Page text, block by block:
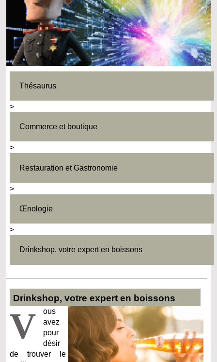
Thésaurus
>
Commerce et boutique
>
Restauration et Gastronomie
>
Œnologie
>
Drinkshop, votre expert en boissons
Drinkshop, votre expert en boissons
V
ous
avez
pour
désir
de trouver le